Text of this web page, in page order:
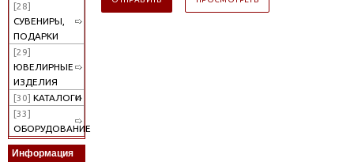
[28]
СУВЕНИРЫ,
ПОДАРКИ
[29]
ЮВЕЛИРНЫЕ
ИЗДЕЛИЯ
[30] КАТАЛОГИ
[33]
ОБОРУДОВАНИЕ
Информация